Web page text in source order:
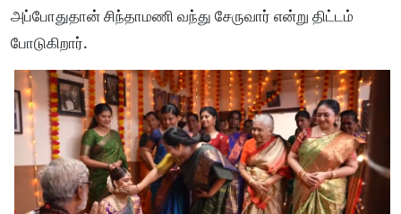
அப்போதுதான் சிந்தாமணி வந்து சேருவார் என்று திட்டம்
போடுகிறார்.